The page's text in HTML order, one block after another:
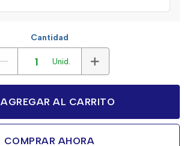
Cantidad
Unid.
AGREGAR AL CARRITO
COMPRAR AHORA